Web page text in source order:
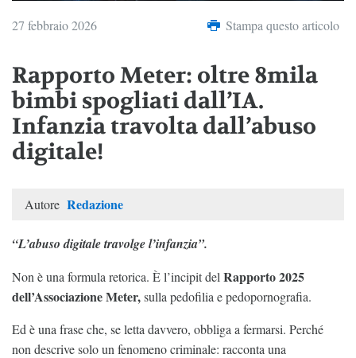
27 febbraio 2026 Stampa questo articolo
Rapporto Meter: oltre 8mila
bimbi spogliati dall’IA.
Infanzia travolta dall’abuso
digitale!
Autore Redazione
“L’abuso digitale travolge l’infanzia”.
Non è una formula retorica. È l’incipit del Rapporto 2025
dell’Associazione Meter,sulla pedofilia e pedopornografia.
Ed è una frase che, se letta davvero, obbliga a fermarsi. Perché
non descrive solo un fenomeno criminale: racconta una